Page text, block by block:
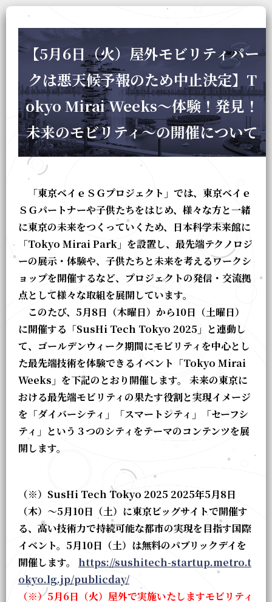
【5月6日（火）屋外モビリティパー
クは悪天候予報のため中止決定】T
okyo Mirai Weeks～体験！発見！
未来のモビリティ～の開催について
「東京ベイｅＳＧプロジェクト」では、東京ベイｅ
ＳＧパートナーや子供たちをはじめ、様々な方と一緒
に東京の未来をつくっていくため、日本科学未来館に
「Tokyo Mirai Park」を設置し、最先端テクノロジ
ーの展示・体験や、子供たちと未来を考えるワークシ
ョップを開催するなど、プロジェクトの発信・交流拠
点として様々な取組を展開しています。
このたび、5月8日（木曜日）から10日（土曜日）
に開催する「SusHi Tech Tokyo 2025」と連動し
て、ゴールデンウィーク期間にモビリティを中心とし
た最先端技術を体験できるイベント「Tokyo Mirai
Weeks」を下記のとおり開催します。 未来の東京に
おける最先端モビリティの果たす役割と実現イメージ
を「ダイバーシティ」「スマートシティ」「セーフシ
ティ」という３つのシティをテーマのコンテンツを展
開します。
（※）SusHi Tech Tokyo 2025 2025年5月8日
（木）～5月10日（土）に東京ビッグサイトで開催す
る、高い技術力で持続可能な都市の実現を目指す国際
イベント。5月10日（土）は無料のパブリックデイを
開催します。 https://sushitech-startup.metro.t
okyo.lg.jp/publicday/
（※）5月6日（火）屋外で実施いたしますモビリティ